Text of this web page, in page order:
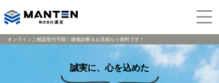
オンラインご相談受付可能！建物診断＆お見積もり無料です！
誠実に、心を込めた